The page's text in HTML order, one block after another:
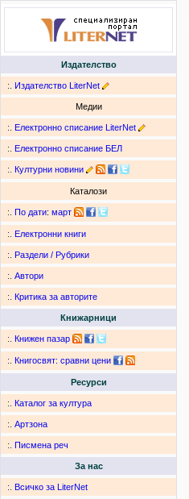
Издателство
:. Издателство LiterNet
Медии
:. Електронно списание LiterNet
:. Електронно списание БЕЛ
:. Културни новини
Каталози
:. По дати: март
:. Електронни книги
:. Раздели / Рубрики
:. Автори
:. Критика за авторите
Книжарници
:. Книжен пазар
:. Книгосвят: сравни цени
Ресурси
:. Каталог за култура
:. Артзона
:. Писмена реч
За нас
:. Всичко за LiterNet